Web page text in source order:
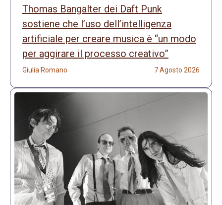
Thomas Bangalter dei Daft Punk
sostiene che l’uso dell’intelligenza
artificiale per creare musica è “un modo
per aggirare il processo creativo”
Giulia Romano 7 Agosto 2026